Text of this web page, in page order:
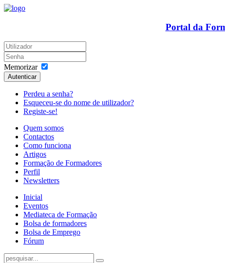
Portal da
Memorizar
Autenticar
Perdeu a senha?
Esqueceu-se do nome de utilizador?
Registe-se!
Quem somos
Contactos
Como funciona
Artigos
Formação de Formadores
Perfil
Newsletters
Inicial
Eventos
Mediateca de Formação
Bolsa de formadores
Bolsa de Emprego
Fórum